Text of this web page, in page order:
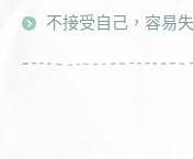
不接受自己，容易